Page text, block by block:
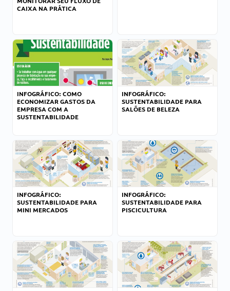
CAIXA NA PRÁTICA
INFOGRÁFICO: COMO
ECONOMIZAR GASTOS DA
EMPRESA COM A
SUSTENTABILIDADE
INFOGRÁFICO:
SUSTENTABILIDADE PARA
SALÕES DE BELEZA
INFOGRÁFICO:
SUSTENTABILIDADE PARA
MINI MERCADOS
INFOGRÁFICO:
SUSTENTABILIDADE PARA
PISCICULTURA